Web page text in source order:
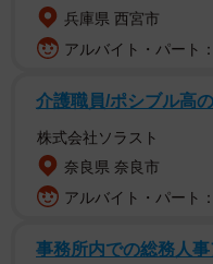
兵庫県 西宮市
アルバイト・パート
介護職員/ポシブル高
株式会社ソラスト
奈良県 奈良市
アルバイト・パート
事務所内での総務人